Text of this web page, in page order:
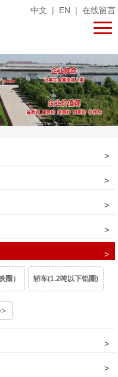
中文 | EN | 在线留言
圈） 轿车(1.2吨以下铝圈)
以上铝圈）